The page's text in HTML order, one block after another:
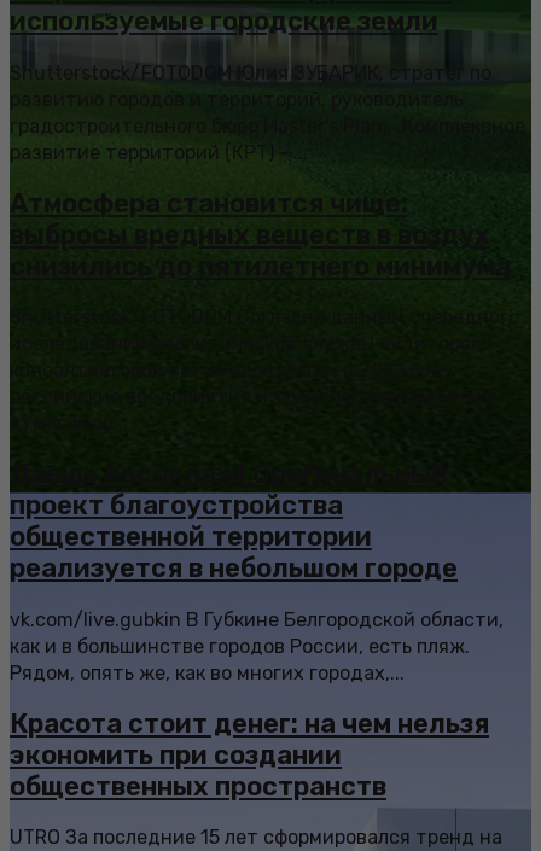
используемые городские земли
Shutterstock/FOTODOM Юлия ЗУБАРИК, стратег по
развитию городов и территорий, руководитель
градостроительного бюро Master’s Plan: Комплексное
развитие территорий (КРТ) —...
Атмосфера становится чище:
выбросы вредных веществ в воздух
снизились до пятилетнего минимума
проект благоустройства
общественной территории
реализуется в небольшом городе
vk.com/live.gubkin В Губкине Белгородской области,
как и в большинстве городов России, есть пляж.
Рядом, опять же, как во многих городах,...
Красота стоит денег: на чем нельзя
экономить при создании
общественных пространств
UTRO За последние 15 лет сформировался тренд на